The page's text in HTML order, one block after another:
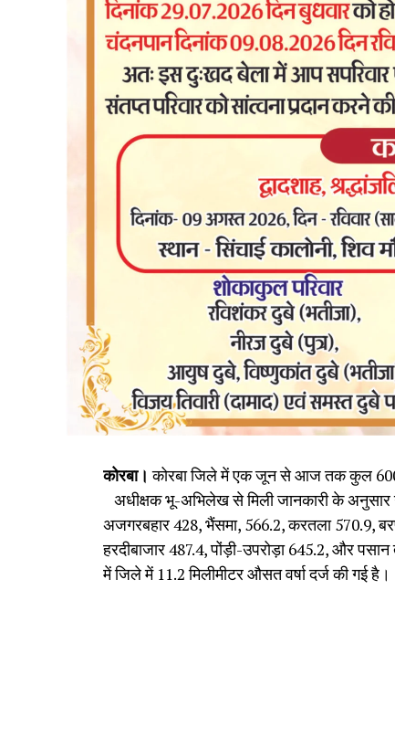
कोरबा। कोरबा जिले में एक जून से आज तक कुल
अधीक्षक भू-अभिलेख से मिली जानकारी के अनुसार
अजगरबहार 428, भैंसमा, 566.2, करतला 570.9,
हरदीबाजार 487.4, पोंड़ी-उपरोड़ा 645.2, और
में जिले में 11.2 मिलीमीटर औसत वर्षा दर्ज की गई है।